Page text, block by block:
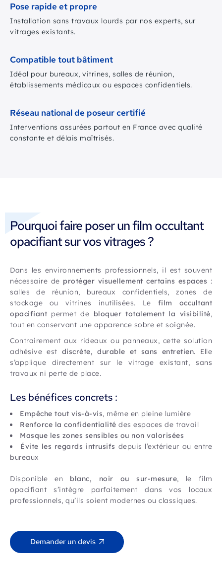
Pose rapide et propre
Installation sans travaux lourds par nos experts, sur
vitrages existants.
Compatible tout bâtiment
Idéal pour bureaux, vitrines, salles de réunion,
établissements médicaux ou espaces confidentiels.
Réseau national de poseur certifié
Interventions assurées partout en France avec qualité
constante et délais maîtrisés.
Pourquoi faire poser un film occultant
opacifiant sur vos vitrages ?
Dans les environnements professionnels, il est souvent
nécessaire de protéger visuellement certains espaces :
salles de réunion, bureaux confidentiels, zones de
stockage ou vitrines inutilisées. Le film occultant
opacifiant permet de bloquer totalement la visibilité,
tout en conservant une apparence sobre et soignée.
Contrairement aux rideaux ou panneaux, cette solution
adhésive est discrète, durable et sans entretien. Elle
s’applique directement sur le vitrage existant, sans
travaux ni perte de place.
Les bénéfices concrets :
Empêche tout vis-à-vis, même en pleine lumière
Renforce la confidentialité des espaces de travail
Masque les zones sensibles ou non valorisées
Évite les regards intrusifs depuis l’extérieur ou entre
bureaux
Disponible en blanc, noir ou sur-mesure, le film
opacifiant s’intègre parfaitement dans vos locaux
professionnels, qu’ils soient modernes ou classiques.
Demander un devis